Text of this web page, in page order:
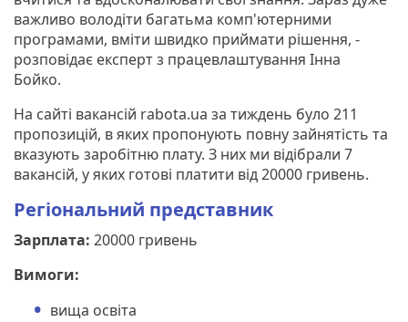
важливо володіти багатьма комп'ютерними
програмами, вміти швидко приймати рішення, -
розповідає експерт з працевлаштування Інна
Бойко.
На сайті вакансій rabota.ua за тиждень було 211
пропозицій, в яких пропонують повну зайнятість та
вказують заробітню плату. З них ми відібрали 7
вакансій, у яких готові платити від 20000 гривень.
Регіональний представник
Зарплата: 20000 гривень
Вимоги:
вища освіта